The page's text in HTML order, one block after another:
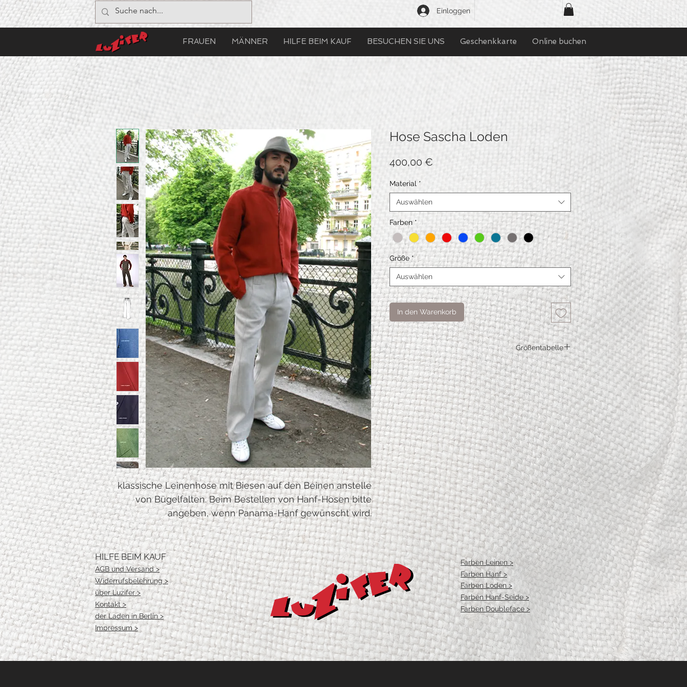
Einloggen
FRAUEN MÄNNER HILFE BEIM KAUF BESUCHEN SIE UNS Geschenkkarte Online buchen
klassische Leinenhose mit Biesen auf den Beinen anstelle
von Bügelfalten. Beim Bestellen von Hanf-Hosen bitte
angeben, wenn Panama-Hanf gewünscht wird.
Hose Sascha Loden
400,00 €
Material *
Auswählen
Farben *
Größe *
Auswählen
In den Warenkorb
Größentabelle
Hose
Sasch
a
S M L XL XXL
Bund
weite
76,6 81,6 86,6 91,6 96,6
Hüftw
eite
99,7 104,2 108,7 113,2 117,7
Seitenl
änge
110 112 115 122 122
Vorder
e
Schritt
länge
28 28,5 29 29,5 30
Hinter
e
Schritt
länge
38 38,5 39 39,5 40
Saum
weite
24 25 26 28
HILFE BEIM KAUF
AGB und Versand >
Widerrufsbelehrung >
über Luzifer >
Kontakt >
der Laden in Berlin >
Impressum >
Farben Leinen >
Farben Hanf >
Farben Loden >
Farben Hanf-Seide >
Farben Doubleface >